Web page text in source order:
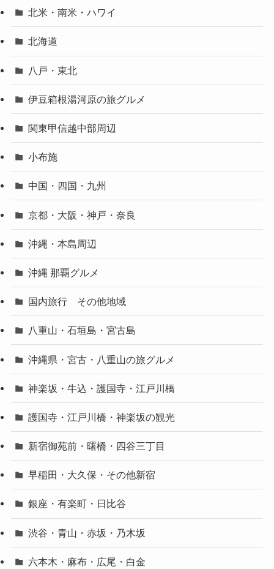
北米・南米・ハワイ
北海道
八戸・東北
伊豆箱根湯河原の旅グルメ
関東甲信越中部周辺
小布施
中国・四国・九州
京都・大阪・神戸・奈良
沖縄・本島周辺
沖縄 那覇グルメ
国内旅行 その他地域
八重山・石垣島・宮古島
沖縄県・宮古・八重山の旅グルメ
神楽坂・牛込・護国寺・江戸川橋
護国寺・江戸川橋・神楽坂の観光
新宿御苑前・曙橋・四谷三丁目
早稲田・大久保・その他新宿
銀座・有楽町・日比谷
渋谷・青山・赤坂・乃木坂
六本木・麻布・広尾・白金